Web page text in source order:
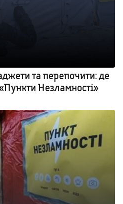
та перепочити: де
Незламності»